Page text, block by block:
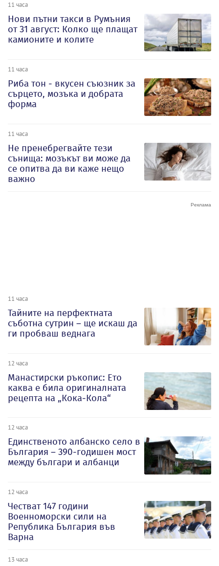
11 часа
Нови пътни такси в Румъния
от 31 август: Колко ще плащат
камионите и колите
11 часа
Риба тон - вкусен съюзник за
сърцето, мозъка и добрата
форма
11 часа
Не пренебрегвайте тези
сънища: мозъкът ви може да
се опитва да ви каже нещо
важно
11 часа
Тайните на перфектната
съботна сутрин – ще искаш да
ги пробваш веднага
12 часа
Манастирски ръкопис: Ето
каква е била оригиналната
рецепта на „Кока-Кола“
12 часа
Единственото албанско село в
България – 390-годишен мост
между българи и албанци
12 часа
Честват 147 години
Военноморски сили на
Република България във
Варна
13 часа